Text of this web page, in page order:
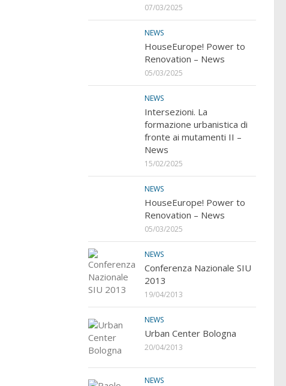
07/03/2025
NEWS
HouseEurope! Power to
Renovation – News
05/03/2025
NEWS
Intersezioni. La
formazione urbanistica di
fronte ai mutamenti II –
News
15/02/2025
NEWS
HouseEurope! Power to
Renovation – News
05/03/2025
NEWS
Conferenza Nazionale SIU
2013
19/04/2013
NEWS
Urban Center Bologna
20/04/2013
NEWS